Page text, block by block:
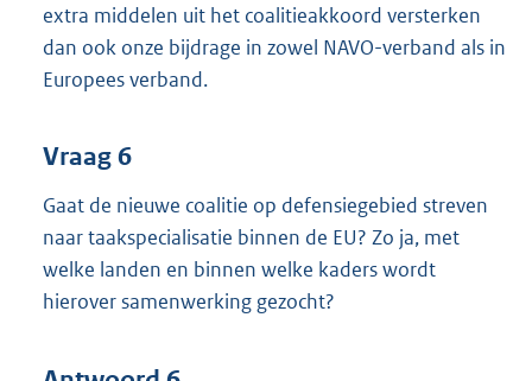
extra middelen uit het coalitieakkoord versterken
dan ook onze bijdrage in zowel NAVO-verband als in
Europees verband.
Vraag 6
Gaat de nieuwe coalitie op defensiegebied streven
naar taakspecialisatie binnen de EU? Zo ja, met
welke landen en binnen welke kaders wordt
hierover samenwerking gezocht?